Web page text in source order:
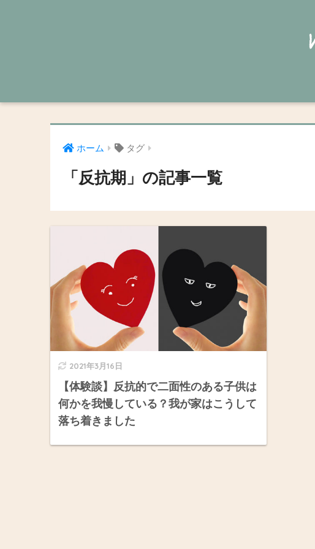
ホーム タグ
「反抗期」の記事一覧
2021年3月16日
【体験談】反抗的で二面性のある子供は
何かを我慢している？我が家はこうして
落ち着きました